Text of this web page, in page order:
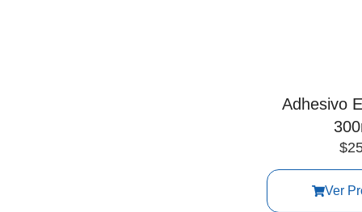
Adhesivo
$
Ver